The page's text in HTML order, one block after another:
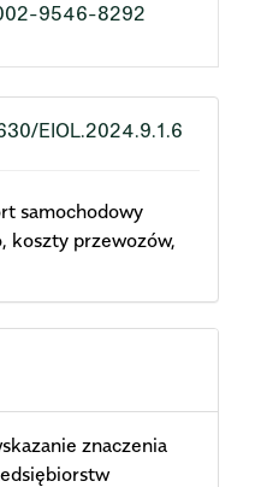
9546-8292
EIOL.2024.9.1.6
samochodowy
koszty przewozów,
znaczenia